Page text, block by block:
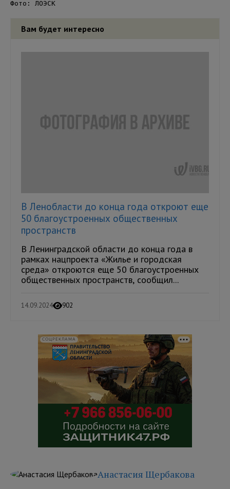
Фото: ЛОЭСК
Вам будет интересно
В Ленобласти до конца года откроют еще
50 благоустроенных общественных
пространств
В Ленинградской области до конца года в
рамках нацпроекта «Жилье и городская
среда» откроются еще 50 благоустроенных
общественных пространств, сообщил...
14.09.2024 902
СОЦРЕКЛАМА
Анастасия Щербакова